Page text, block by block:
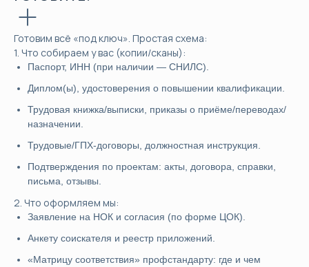
Готовим всё «под ключ». Простая схема:
1. Что собираем у вас (копии/сканы):
Паспорт, ИНН (при наличии — СНИЛС).
Диплом(ы), удостоверения о повышении квалификации.
Трудовая книжка/выписки, приказы о приёме/переводах/
назначении.
Трудовые/ГПХ-договоры, должностная инструкция.
Подтверждения по проектам: акты, договора, справки,
письма, отзывы.
2. Что оформляем мы:
Заявление на НОК и согласия (по форме ЦОК).
Анкету соискателя и реестр приложений.
«Матрицу соответствия» профстандарту: где и чем